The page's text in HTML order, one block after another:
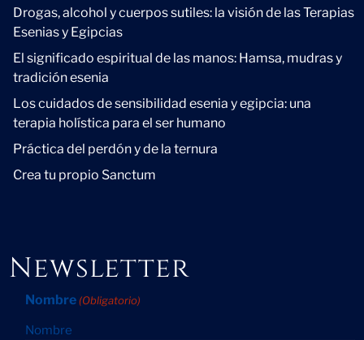
Drogas, alcohol y cuerpos sutiles: la visión de las Terapias
Esenias y Egipcias
El significado espiritual de las manos: Hamsa, mudras y
tradición esenia
Los cuidados de sensibilidad esenia y egipcia: una
terapia holística para el ser humano
Práctica del perdón y de la ternura
Crea tu propio Sanctum
Newsletter
Nombre (Obligatorio)
Nombre